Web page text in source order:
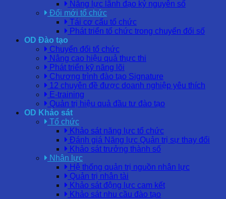
Năng lực lãnh đạo kỷ nguyên số
Đổi mới tổ chức
Tái cơ cấu tổ chức
Phát triển tổ chức trong chuyển đổi số
OD Đào tạo
Chuyển đổi tổ chức
Nâng cao hiệu quả thực thi
Phát triển kỹ năng lõi
Chương trình đào tạo Signature
12 chuyên đề được doanh nghiệp yêu thích
E-training
Quản trị hiệu quả đầu tư đào tạo
OD Khảo sát
Tổ chức
Khảo sát năng lực tổ chức
Đánh giá Năng lực Quản trị sự thay đổi
Khảo sát trưởng thành số
Nhân lực
Hệ thống quản trị nguồn nhân lực
Quản trị nhân tài
Khảo sát động lực cam kết
Khảo sát nhu cầu đào tạo